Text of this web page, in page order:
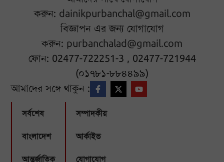
করুন: dainikpurbanchal@gmail.com
বিজ্ঞাপন এর জন্য যোগাযোগ
করুন: purbanchalad@gmail.com
ফোন: 02477-722251-3 , 02477-721944
(০১৭৮১-৮৮৪৪৯৯)
আমাদের সঙ্গে থাকুন :
সর্বশেষ
বাংলাদেশ
আন্তর্জাতিক
সম্পাদকীয়
আর্কাইভ
যোগাযোগ